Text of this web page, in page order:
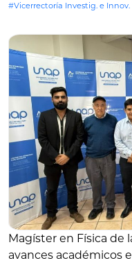
#Vicerrectoría Investig. e Innov.
Magíster en Física de
avances académicos